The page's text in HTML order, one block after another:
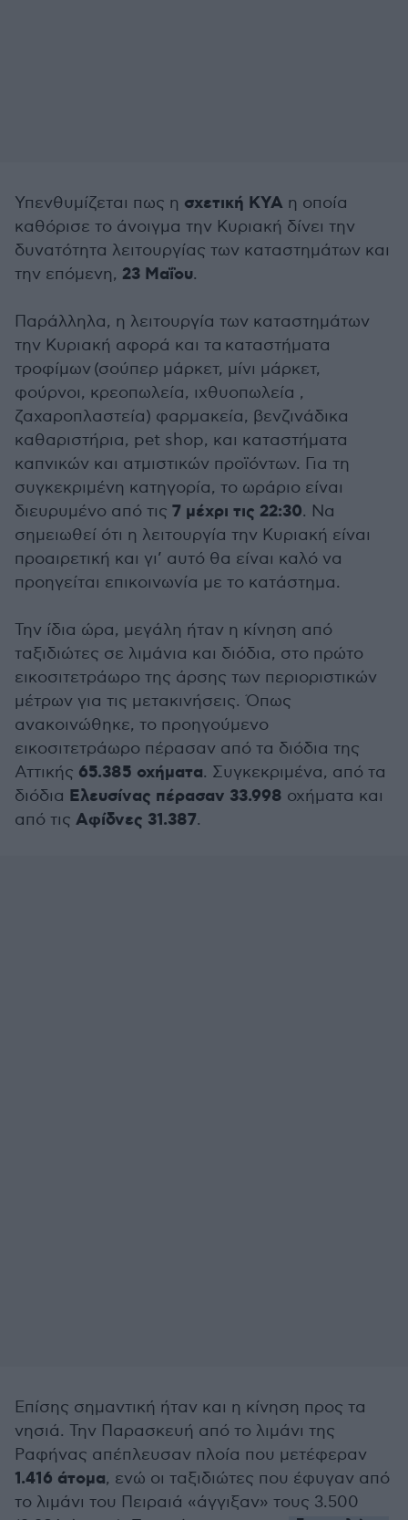
Υπενθυμίζεται πως η σχετική ΚΥΑ η οποία
καθόρισε το άνοιγμα την Κυριακή δίνει την
δυνατότητα λειτουργίας των καταστημάτων και
την επόμενη, 23 Μαΐου.
Παράλληλα, η λειτουργία των καταστημάτων
την Κυριακή αφορά και τα καταστήματα
τροφίμων (σούπερ μάρκετ, μίνι μάρκετ,
φούρνοι, κρεοπωλεία, ιχθυοπωλεία ,
ζαχαροπλαστεία) φαρμακεία, βενζινάδικα
καθαριστήρια, pet shop, και καταστήματα
καπνικών και ατμιστικών προϊόντων. Για τη
συγκεκριμένη κατηγορία, το ωράριο είναι
διευρυμένο από τις 7 μέχρι τις 22:30. Να
σημειωθεί ότι η λειτουργία την Κυριακή είναι
προαιρετική και γι’ αυτό θα είναι καλό να
προηγείται επικοινωνία με το κατάστημα.
Την ίδια ώρα, μεγάλη ήταν η κίνηση από
ταξιδιώτες σε λιμάνια και διόδια, στο πρώτο
εικοσιτετράωρο της άρσης των περιοριστικών
μέτρων για τις μετακινήσεις. Όπως
ανακοινώθηκε, το προηγούμενο
εικοσιτετράωρο πέρασαν από τα διόδια της
Αττικής 65.385 οχήματα. Συγκεκριμένα, από τα
διόδια Ελευσίνας πέρασαν 33.998 οχήματα και
από τις Αφίδνες 31.387.
Επίσης σημαντική ήταν και η κίνηση προς τα
νησιά. Την Παρασκευή από το λιμάνι της
Ραφήνας απέπλευσαν πλοία που μετέφεραν
1.416 άτομα, ενώ οι ταξιδιώτες που έφυγαν από
το λιμάνι του Πειραιά «άγγιξαν» τους 3.500